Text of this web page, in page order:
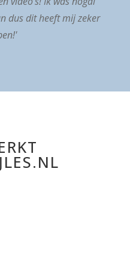
dus dit heeft mij zeker